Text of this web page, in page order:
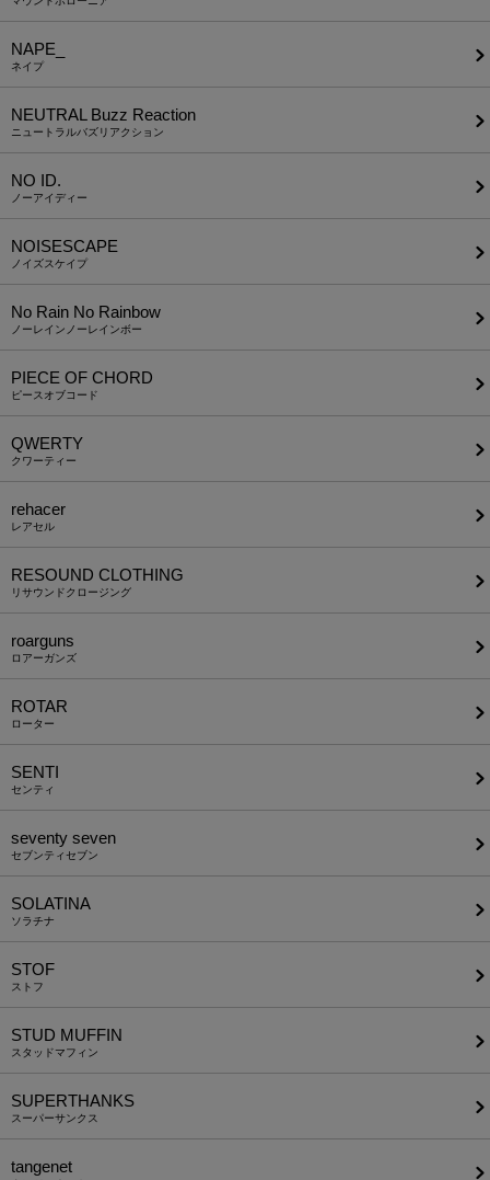
NAPE_
ネイプ
NEUTRAL Buzz Reaction
ニュートラルバズリアクション
NO ID.
ノーアイディー
NOISESCAPE
ノイズスケイプ
No Rain No Rainbow
ノーレインノーレインボー
PIECE OF CHORD
ピースオブコード
QWERTY
クワーティー
rehacer
レアセル
RESOUND CLOTHING
リサウンドクロージング
roarguns
ロアーガンズ
ROTAR
ローター
SENTI
センティ
seventy seven
セブンティセブン
SOLATINA
ソラチナ
STOF
ストフ
STUD MUFFIN
スタッドマフィン
SUPERTHANKS
スーパーサンクス
tangenet